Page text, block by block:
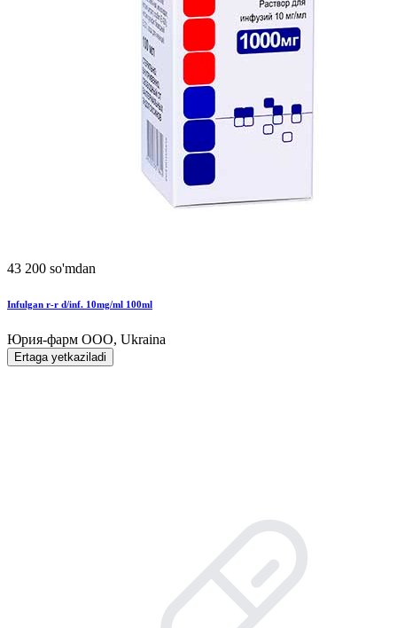
43 200 so'mdan
Infulgan r-r d/inf. 10mg/ml 100ml
Юрия-фарм ООО, Ukraina
Ertaga yetkaziladi